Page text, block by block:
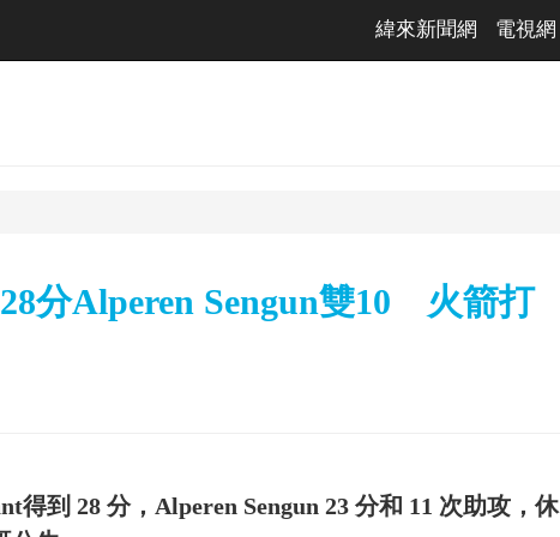
緯來新聞網 電視網
分Alperen Sengun雙10 火箭打
得到 28 分，Alperen Sengun 23 分和 11 次助攻，休